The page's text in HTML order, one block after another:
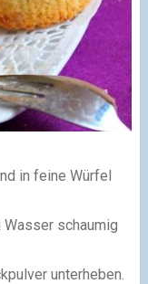
in feine Würfel
Wasser schaumig
unterheben.